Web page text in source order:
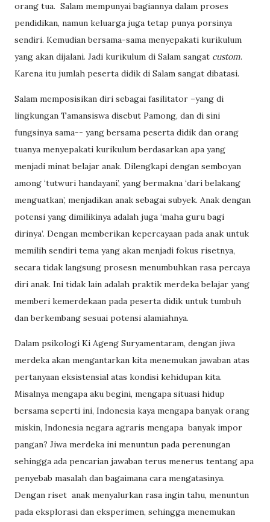
orang tua. Salam mempunyai bagiannya dalam proses
pendidikan, namun keluarga juga tetap punya porsinya
sendiri. Kemudian bersama-sama menyepakati kurikulum
yang akan dijalani. Jadi kurikulum di Salam sangat custom.
Karena itu jumlah peserta didik di Salam sangat dibatasi.
Salam memposisikan diri sebagai fasilitator –yang di
lingkungan Tamansiswa disebut Pamong, dan di sini
fungsinya sama-- yang bersama peserta didik dan orang
tuanya menyepakati kurikulum berdasarkan apa yang
menjadi minat belajar anak. Dilengkapi dengan semboyan
among ‘tutwuri handayani’, yang bermakna ‘dari belakang
menguatkan’, menjadikan anak sebagai subyek. Anak dengan
potensi yang dimilikinya adalah juga ‘maha guru bagi
dirinya’. Dengan memberikan kepercayaan pada anak untuk
memilih sendiri tema yang akan menjadi fokus risetnya,
secara tidak langsung prosesn menumbuhkan rasa percaya
diri anak. Ini tidak lain adalah praktik merdeka belajar yang
memberi kemerdekaan pada peserta didik untuk tumbuh
dan berkembang sesuai potensi alamiahnya.
Dalam psikologi Ki Ageng Suryamentaram, dengan jiwa
merdeka akan mengantarkan kita menemukan jawaban atas
pertanyaan eksistensial atas kondisi kehidupan kita.
Misalnya mengapa aku begini, mengapa situasi hidup
bersama seperti ini, Indonesia kaya mengapa banyak orang
miskin, Indonesia negara agraris mengapa banyak impor
pangan? Jiwa merdeka ini menuntun pada perenungan
sehingga ada pencarian jawaban terus menerus tentang apa
penyebab masalah dan bagaimana cara mengatasinya.
Dengan riset anak menyalurkan rasa ingin tahu, menuntun
pada eksplorasi dan eksperimen, sehingga menemukan